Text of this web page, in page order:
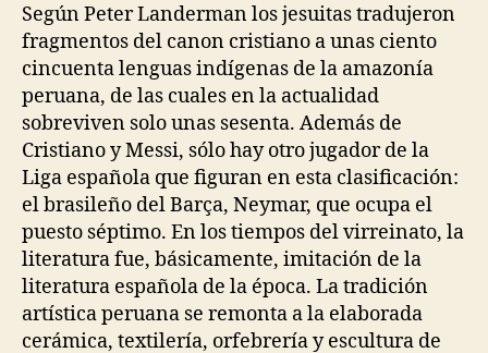
Según Peter Landerman los jesuitas tradujeron
fragmentos del canon cristiano a unas ciento
cincuenta lenguas indígenas de la amazonía
peruana, de las cuales en la actualidad
sobreviven solo unas sesenta. Además de
Cristiano y Messi, sólo hay otro jugador de la
Liga española que figuran en esta clasificación:
el brasileño del Barça, Neymar, que ocupa el
puesto séptimo. En los tiempos del virreinato, la
literatura fue, básicamente, imitación de la
literatura española de la época. La tradición
artística peruana se remonta a la elaborada
cerámica, textilería, orfebrería y escultura de